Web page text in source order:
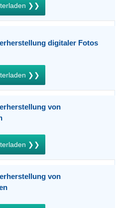
❯❯
digitaler Fotos
❯❯
von
❯❯
von